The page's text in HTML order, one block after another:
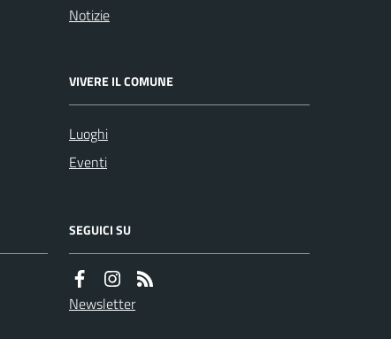
Notizie
VIVERE IL COMUNE
Luoghi
Eventi
SEGUICI SU
Newsletter